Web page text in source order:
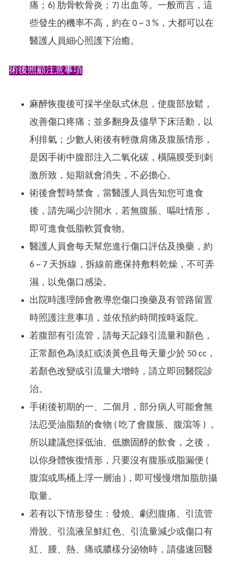
痛；6) 肋骨軟骨炎；7) 出血等。一般而言，這
些發生的機率不高，約在 0 ~ 3 %，大都可以在
醫護人員細心照護下治癒。
術後照顧注意事項
麻醉恢復後可採半坐臥式休息，使腹部放鬆，
改善傷口疼痛；並多翻身及儘早下床活動，以
利排氣；少數人術後有輕微肩痛及腹脹情形，
是因手術中腹部注入二氧化碳，橫隔膜受到刺
激所致，短期就會消失，不必擔心。
術後會暫時禁食，當醫護人員告知您可進食
後，請先喝少許開水，若無腹脹、嘔吐情形，
即可進食低脂軟質食物。
醫護人員會每天幫您進行傷口評估及換藥，約
6 ~ 7 天拆線，拆線前應保持敷料乾燥，不可弄
濕，以免傷口感染。
出院時護理師會教導您傷口換藥及有管路留置
時照護注意事項，並依預約時間按時返院。
若腹部有引流管，請每天記錄引流量和顏色，
正常顏色為淡紅或淡黃色且每天量少於 50 cc，
若顏色改變或引流量大增時，請立即回醫院診
治。
手術後初期的一、二個月，部分病人可能會無
法忍受油脂類的食物 ( 吃了會腹脹、腹瀉等 ) ，
所以建議您採低油、低膽固醇的飲食，之後，
以你身體恢復情形，只要沒有腹脹或脂漏便 (
腹瀉或馬桶上浮一層油 )，即可慢慢增加脂肪攝
取量。
若有以下情形發生：發燒、劇烈腹痛、引流管
滑脫、引流液呈鮮紅色、引流量減少或傷口有
紅、腫、熱、痛或膿樣分泌物時，請儘速回醫